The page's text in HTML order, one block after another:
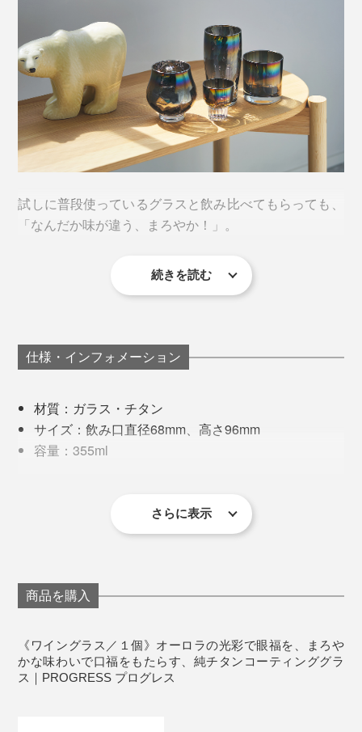
螺旋状のねじりが、光のプリズムを表情豊かに。眺めて
いると吸い込まれそうな美しさ。
ガラス製のグラスの内側にチタンをコーティング。チタ
ン膜は半透明で、外見からもワインの色を感じことがで
きます。
グラスに注ぎ足すのもスムーズ。
試しに普段使っているグラスと飲み比べてもらっても、
「なんだか味が違う、まろやか！」。
色々なお酒を飲み比べてみましたが、ビールの味の違い
“お酒をおいしくする”という金属や陶器のタンブラーは
多々ありますが、確実に違うのは、半透明で、お酒の色
ん、透明感と光のゆらぎがおいしさを引き立てていると
思います。
続きを読む
仕様・インフォメーション
材質：ガラス・チタン
サイズ：飲み口直径68mm、高さ96mm
容量：355ml
商品同梱の保証書参照）
洗剤を使用してください
洗浄後は、柔らかい布で水分を拭きとっていただく
ガラスを傷つける恐れのあるクレンザーや研磨剤入
りスポンジなどは使用しないでください
さらに表示
商品を購入
《ワイングラス／１個》オーロラの光彩で眼福を、まろや
かな味わいで口福をもたらす、純チタンコーティンググラ
ス｜PROGRESS プログレス